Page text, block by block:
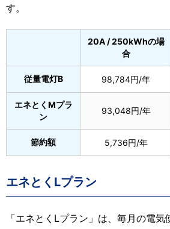
す。
20A / 250kWhの場
合
従量電灯B 98,784円/年
エネとくMプラ
ン
93,048円/年
節約額 5,736円/年
エネとくLプラン
「エネとくLプラン」は、毎月の電